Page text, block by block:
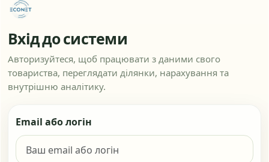
Вхід до системи
Авторизуйтеся, щоб працювати з даними свого
товариства, переглядати ділянки, нарахування та
внутрішню аналітику.
Email або логін